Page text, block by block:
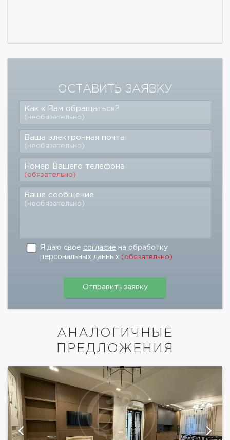
ОСТАВИТЬ ЗАЯВКУ
Как к Вам обращаться?
(необязательно)
Ваша электронная почта
(необязательно)
Номер Вашего телефона
(обязательно)
Ваше сообщение
(необязательно)
Я даю свое согласие на обработку
персональных данных (обязательно)
АНАЛОГИЧНЫЕ
ПРЕДЛОЖЕНИЯ